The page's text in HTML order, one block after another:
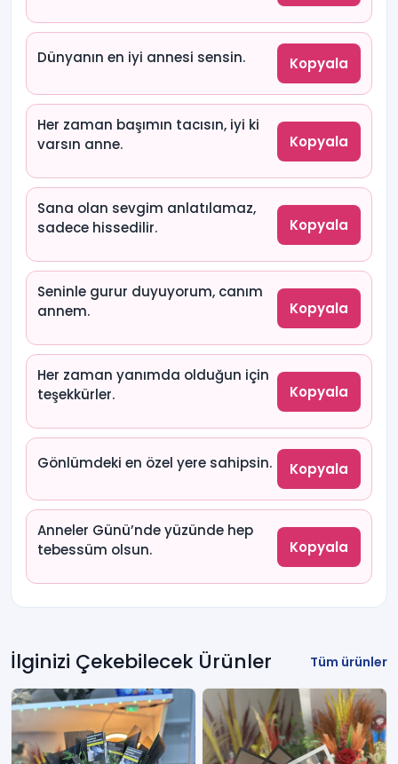
Dünyanın en iyi annesi sensin. Kopyala
Her zaman başımın tacısın, iyi ki
varsın anne.
Kopyala
Sana olan sevgim anlatılamaz,
sadece hissedilir.
Kopyala
Seninle gurur duyuyorum, canım
annem.
Kopyala
Her zaman yanımda olduğun için
teşekkürler.
Kopyala
Gönlümdeki en özel yere sahipsin. Kopyala
Anneler Günü’nde yüzünde hep
tebessüm olsun.
Kopyala
İlginizi Çekebilecek Ürünler Tüm ürünler